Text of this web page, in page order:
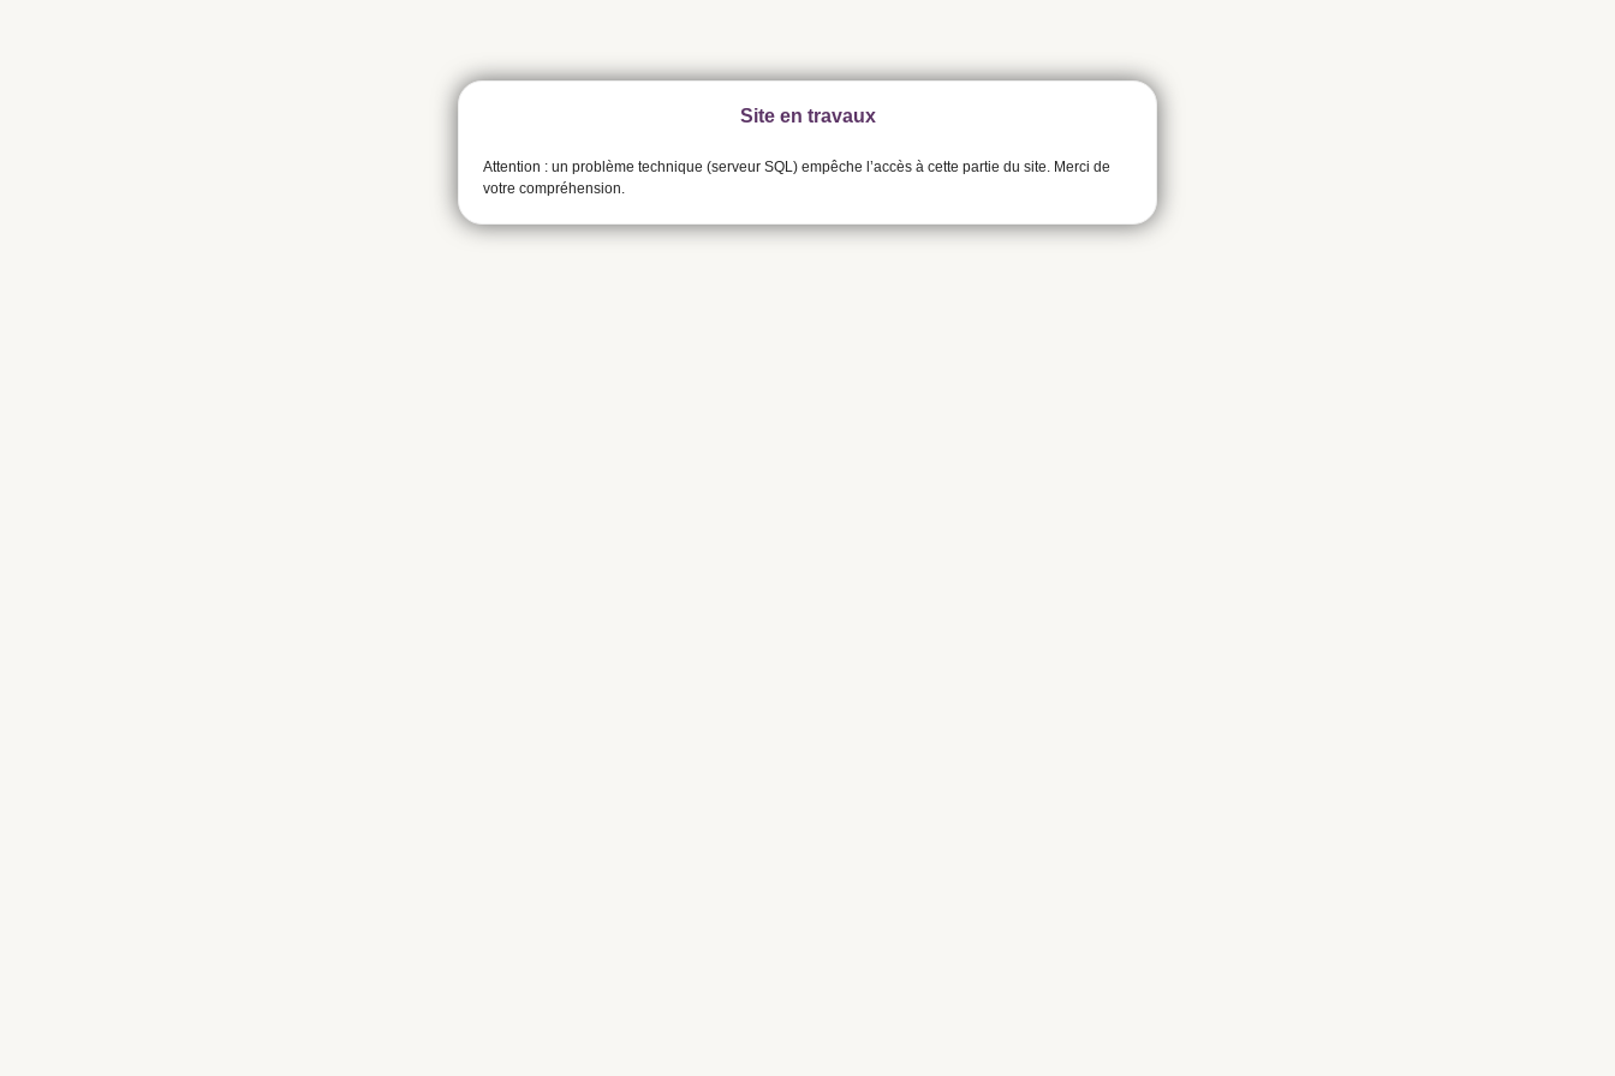
Site en travaux
Attention : un problème technique (serveur SQL) empêche l’accès à cette partie du site. Merci de
votre compréhension.